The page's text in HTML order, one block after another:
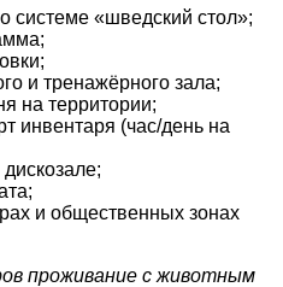
системе «шведский стол»;
и тренажёрного зала;
на территории;
инвентаря (час/день на
и общественных зонах
проживание с животным